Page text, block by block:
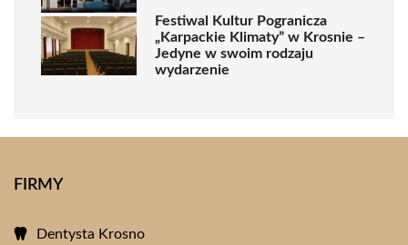
Festiwal Kultur Pogranicza
„Karpackie Klimaty” w Krosnie –
Jedyne w swoim rodzaju
wydarzenie
FIRMY
Dentysta Krosno